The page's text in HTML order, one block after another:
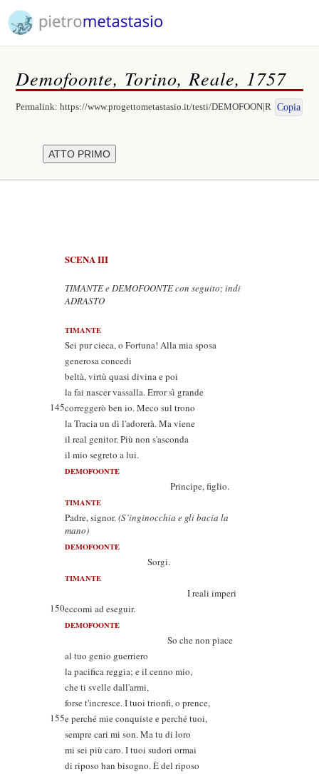
Demofoonte, Torino, Reale, 1757
Permalink:https://www.progettometastasio.it/testi/DEMOFOON|R Copia
SCENA III
TIMANTE e DEMOFOONTE con seguito; indi
ADRASTO
TIMANTE
Sei pur cieca, o Fortuna! Alla mia sposa
generosa concedi
beltà, virtù quasi divina e poi
la fai nascer vassalla. Error sì grande
145correggerò ben io. Meco sul trono
la Tracia un dì l'adorerà. Ma viene
il real genitor. Più non s'asconda
il mio segreto a lui.
DEMOFOONTE
Principe, figlio.
TIMANTE
Padre, signor.(S’inginocchia e gli bacia la
mano)
DEMOFOONTE
Sorgi.
TIMANTE
I reali imperi
150eccomi ad eseguir.
DEMOFOONTE
So che non piace
al tuo genio guerriero
la pacifica reggia; e il cenno mio,
che ti svelle dall'armi,
forse t'incresce. I tuoi trionfi, o prence,
155e perché mie conquiste e perché tuoi,
sempre cari mi son. Ma tu di loro
mi sei più caro. I tuoi sudori ormai
di riposo han bisogno. È del riposo